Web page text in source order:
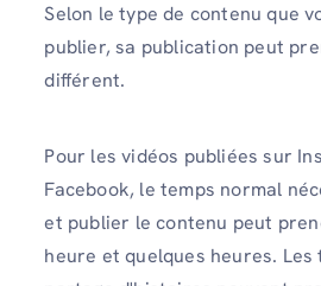
Selon le type de contenu que
publier, sa publication peut
différent.
Pour les vidéos publiées sur
Facebook, le temps normal
et publier le contenu peut
heure et quelques heures.